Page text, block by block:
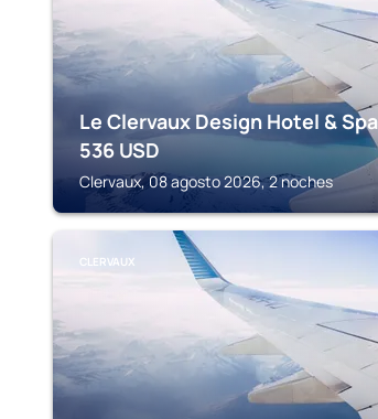
Le Clervaux Design Hotel & Spa
536 USD
Clervaux, 08 agosto 2026, 2 noches
CLERVAUX